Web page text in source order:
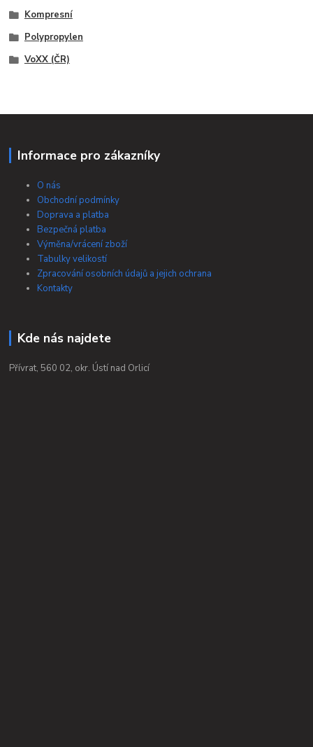
Kompresní
Polypropylen
VoXX (ČR)
Informace pro zákazníky
O nás
Obchodní podmínky
Doprava a platba
Bezpečná platba
Výměna/vrácení zboží
Tabulky velikostí
Zpracování osobních údajů a jejich ochrana
Kontakty
Kde nás najdete
Přívrat, 560 02, okr. Ústí nad Orlicí